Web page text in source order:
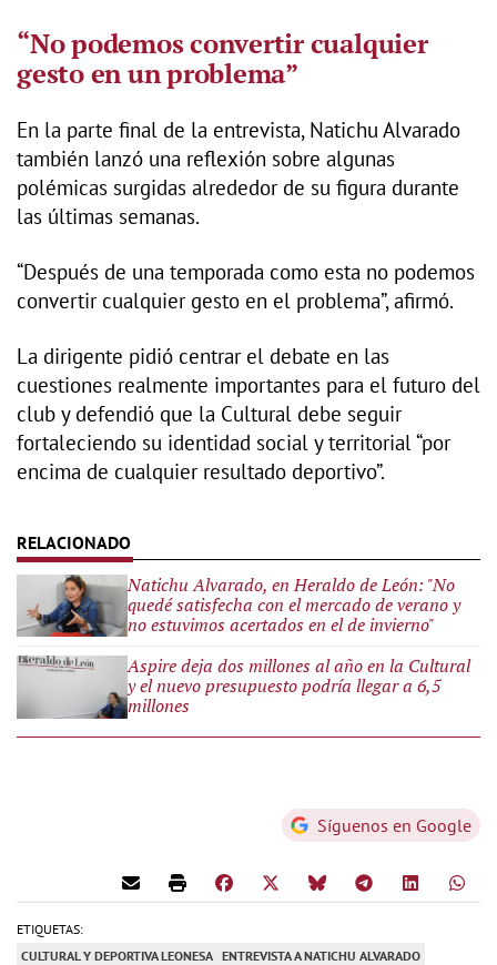
“No podemos convertir cualquier
gesto en un problema”
En la parte final de la entrevista, Natichu Alvarado
también lanzó una reflexión sobre algunas
polémicas surgidas alrededor de su figura durante
las últimas semanas.
“Después de una temporada como esta no podemos
convertir cualquier gesto en el problema”, afirmó.
La dirigente pidió centrar el debate en las
cuestiones realmente importantes para el futuro del
club y defendió que la Cultural debe seguir
fortaleciendo su identidad social y territorial “por
encima de cualquier resultado deportivo”.
Natichu Alvarado, en Heraldo de León: "No
quedé satisfecha con el mercado de verano y
no estuvimos acertados en el de invierno"
Aspire deja dos millones al año en la Cultural
y el nuevo presupuesto podría llegar a 6,5
millones
Síguenos en Google
ETIQUETAS:
CULTURAL Y DEPORTIVA LEONESA ENTREVISTA A NATICHU ALVARADO